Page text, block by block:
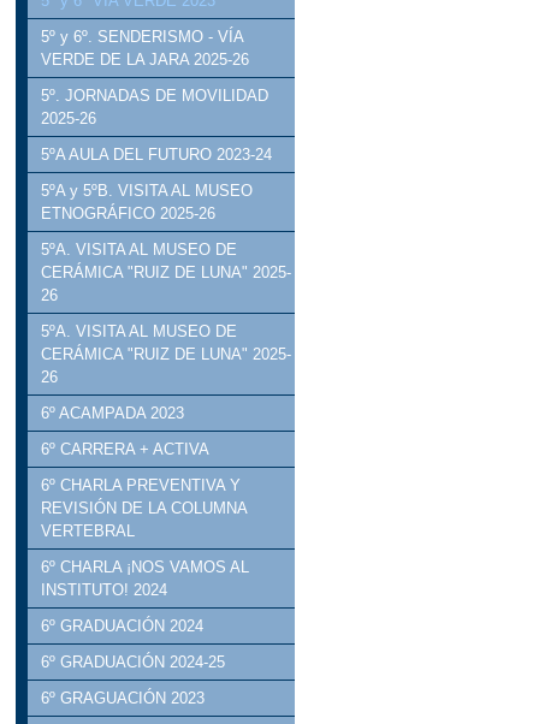
5º y 6º. SENDERISMO - VÍA
VERDE DE LA JARA 2025-26
5º. JORNADAS DE MOVILIDAD
2025-26
5ºA AULA DEL FUTURO 2023-24
5ºA y 5ºB. VISITA AL MUSEO
ETNOGRÁFICO 2025-26
5ºA. VISITA AL MUSEO DE
CERÁMICA "RUIZ DE LUNA" 2025-
26
5ºA. VISITA AL MUSEO DE
CERÁMICA "RUIZ DE LUNA" 2025-
26
6º ACAMPADA 2023
6º CARRERA + ACTIVA
6º CHARLA PREVENTIVA Y
REVISIÓN DE LA COLUMNA
VERTEBRAL
6º CHARLA ¡NOS VAMOS AL
INSTITUTO! 2024
6º GRADUACIÓN 2024
6º GRADUACIÓN 2024-25
6º GRAGUACIÓN 2023